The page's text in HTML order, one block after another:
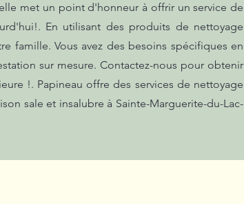
met un point d'honneur à offrir un service de
En utilisant des produits de nettoyage
famille. Vous avez des besoins spécifiques en
sur mesure. Contactez-nous pour obtenir
!. Papineau offre des services de nettoyage
sale et insalubre à Sainte-Marguerite-du-Lac-